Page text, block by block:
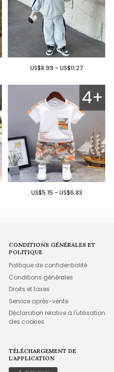
US$8.99 - US$11.27
4+
US$5.15 - US$6.83
CONDITIONS GÉNÉRALES ET
POLITIQUE
Politique de confidentialité
Conditions générales
Droits et taxes
Service après-vente
Déclaration relative à l'utilisation
des cookies
TÉLÉCHARGEMENT DE
L'APPLICATION